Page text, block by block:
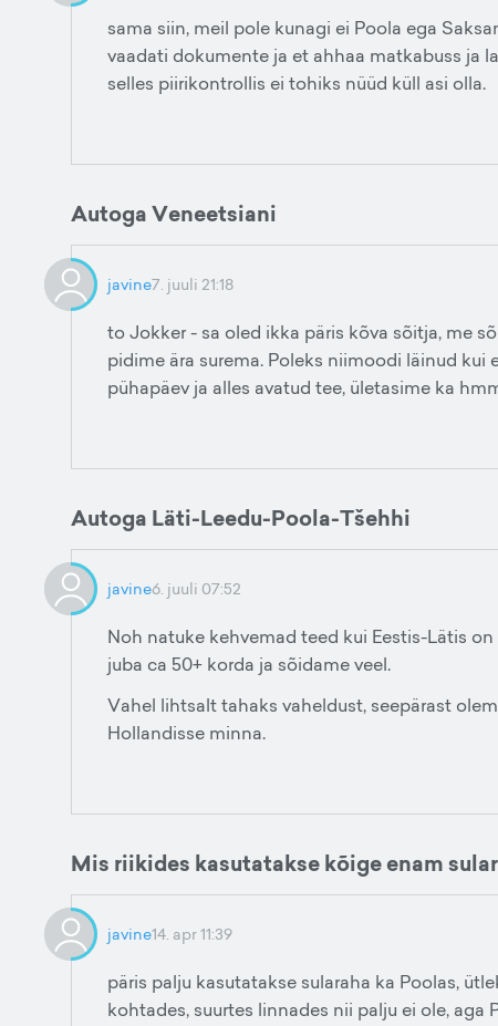
sama siin, meil pole kunagi ei Poola ega
vaadati dokumente ja et ahhaa matkabuss ja
selles piirikontrollis ei tohiks nüüd küll asi olla.
Autoga Veneetsiani
javine7. juuli 21:18
to Jokker - sa oled ikka päris kõva sõitja, me
pidime ära surema. Poleks niimoodi läinud
pühapäev ja alles avatud tee, ületasime ka
Autoga Läti-Leedu-Poola-Tšehhi
javine6. juuli 07:52
Noh natuke kehvemad teed kui Eestis-Lätis
juba ca 50+ korda ja sõidame veel.
Vahel lihtsalt tahaks vaheldust, seepärast
Hollandisse minna.
Mis riikides kasutatakse kõige enam
javine14. apr 11:39
päris palju kasutatakse sularaha ka Poolas,
kohtades, suurtes linnades nii palju ei ole, aga